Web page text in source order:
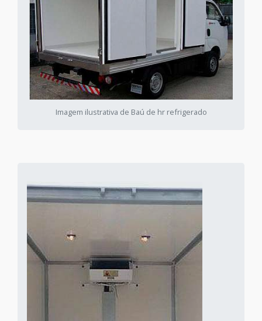
Imagem ilustrativa de Baú de hr refrigerado